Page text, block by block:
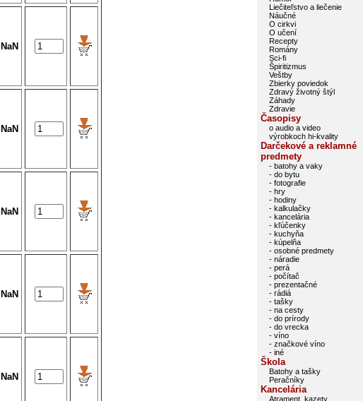
NaN
NaN
NaN
NaN
NaN
Liečiteľstvo a liečenie
Náučné
O cirkvi
O učení
Recepty
Romány
Sci-fi
Špiritizmus
Veštby
Zbierky poviedok
Zdravý životný štýl
Záhady
Zdravie
Časopisy
o audio a video
výrobkoch hi-kvality
Darčekové a reklamné
predmety
- batohy a vaky
- do bytu
- fotografie
- hry
- hodiny
- kalkulačky
- kancelária
- kľúčenky
- kuchyňa
- kúpelňa
- osobné predmety
- náradie
- perá
- počítač
- prezentačné
- rádiá
- tašky
- na cesty
- do prírody
- do vrecka
- víno
- značkové víno
- iné
Škola
Batohy a tašky
Peračníky
Kancelária
Atrament. kazety